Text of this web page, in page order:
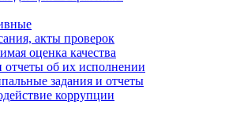
акты проверок
оценка качества
об их исполнении
задания и отчеты
коррупции